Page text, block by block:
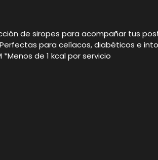
de siropes para acompañar tus
para celíacos, diabéticos e
de 1 kcal por servicio